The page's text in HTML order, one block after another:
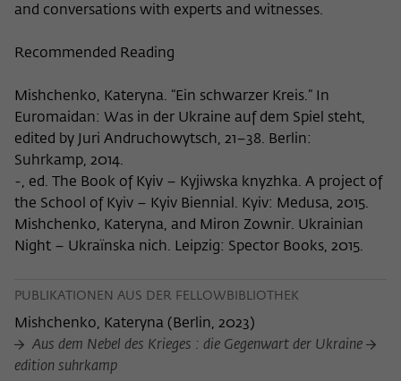
and conversations with experts and witnesses.
Recommended Reading
Mishchenko, Kateryna. “Ein schwarzer Kreis.” In
Euromaidan: Was in der Ukraine auf dem Spiel steht,
edited by Juri Andruchowytsch, 21–38. Berlin:
Suhrkamp, 2014.
-, ed. The Book of Kyiv – Kyjiwska knyzhka. A project of
the School of Kyiv – Kyiv Biennial. Kyiv: Medusa, 2015.
Mishchenko, Kateryna, and Miron Zownir. Ukrainian
Night – Ukraïnska nich. Leipzig: Spector Books, 2015.
PUBLIKATIONEN AUS DER FELLOWBIBLIOTHEK
Mishchenko, Kateryna ( Berlin, 2023)
Aus dem Nebel des Krieges : die Gegenwart der Ukraine
edition suhrkamp
Anbieter Matomo
30 Minuten
Zweck
verwendet, vorübergehend Daten über
den aktuellen Aufenthalt des Besuchs auf
der Webseite des Wissenschaftskollegs